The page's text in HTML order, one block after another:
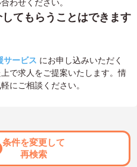
わせください。
てもらうことはできます
サービス にお申し込みいただく
で求人をご提案いたします。情
にご相談ください。
条件を変更して
再検索